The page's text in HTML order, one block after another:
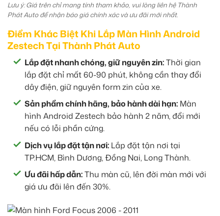
Lưu ý: Giá trên chỉ mang tính tham khảo, vui lòng liên hệ Thành
Phát Auto để nhận báo giá chính xác và ưu đãi mới nhất.
Điểm Khác Biệt Khi Lắp Màn Hình Android
Zestech Tại Thành Phát Auto
Lắp đặt nhanh chóng, giữ nguyên zin:Thời gian
lắp đặt chỉ mất 60-90 phút, không cần thay đổi
dây điện, giữ nguyên form zin của xe.
Sản phẩm chính hãng, bảo hành dài hạn: Màn
hình Android Zestech bảo hành 2 năm, đổi mới
nếu có lỗi phần cứng.
Dịch vụ lắp đặt tận nơi: Lắp đặt tận nơi tại
TP.HCM, Bình Dương, Đồng Nai, Long Thành.
Ưu đãi hấp dẫn:Thu màn cũ, lên đời màn mới với
giá ưu đãi lên đến 30%.